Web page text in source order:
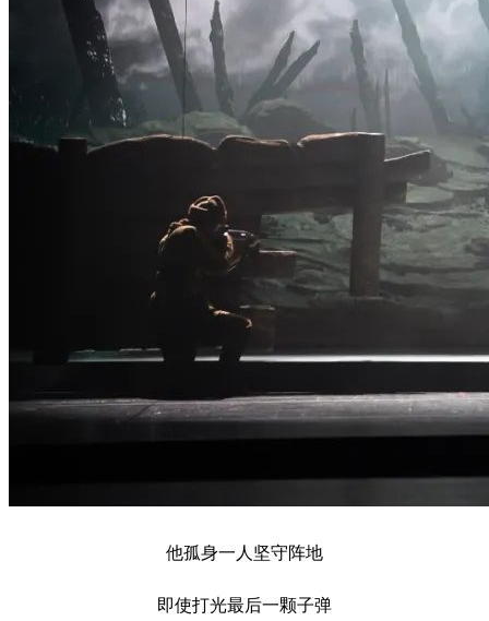
他孤身一人坚守阵地
即使打光最后一颗子弹